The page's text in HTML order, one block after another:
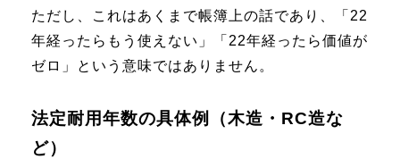
ただし、これはあくまで帳簿上の話であり、「22
年経ったらもう使えない」「22年経ったら価値が
ゼロ」という意味ではありません。
法定耐用年数の具体例（木造・RC造な
ど）